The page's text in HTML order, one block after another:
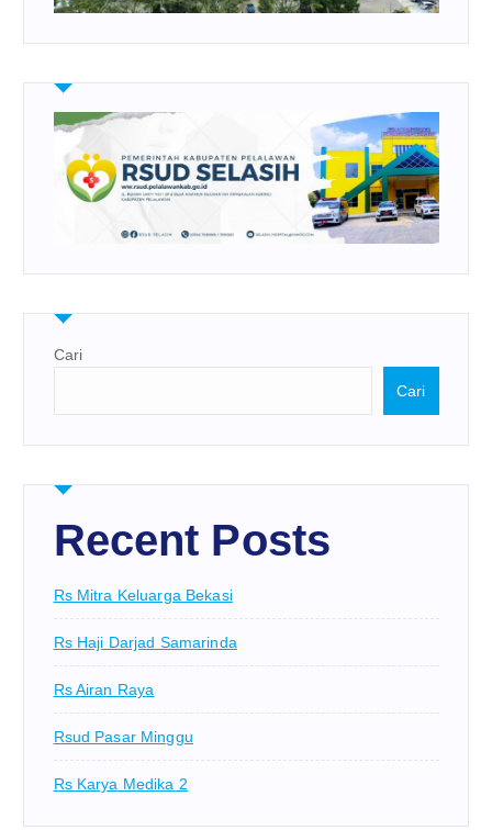
Cari
Cari
Recent Posts
Rs Mitra Keluarga Bekasi
Rs Haji Darjad Samarinda
Rs Airan Raya
Rsud Pasar Minggu
Rs Karya Medika 2